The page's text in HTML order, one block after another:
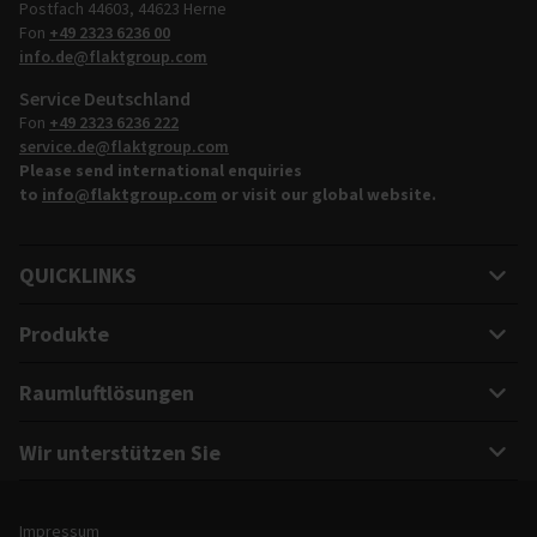
Postfach 44603, 44623 Herne
Fon +49 2323 6236 00
info.de@flaktgroup.com
Service Deutschland
Fon +49 2323 6236 222
service.de@flaktgroup.com
Please send international enquiries
to info@flaktgroup.com or visit our global website.
QUICKLINKS
Produkte
Raumluftlösungen
Wir unterstützen Sie
Rechtliche Hinweise und Informationen zur Website
Impressum